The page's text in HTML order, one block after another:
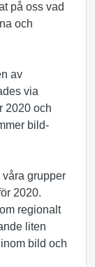
på oss vad
och
av
via
2020 och
bild-
grupper
2020.
regionalt
liten
bild och